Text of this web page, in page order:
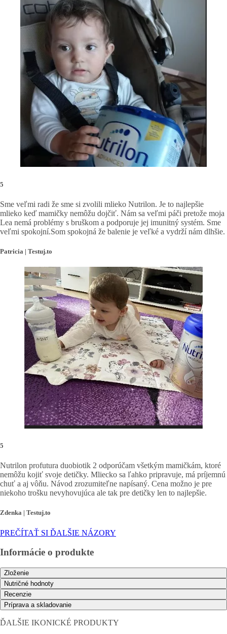
5
Sme veľmi radi že sme si zvolili mlieko Nutrilon. Je to najlepšie
mlieko keď mamičky nemôžu dojčiť. Nám sa veľmi páči pretože moja
Lea nemá problémy s bruškom a podporuje jej imunitný systém. Sme
veľmi spokojní.Som spokojná že balenie je veľké a vydrží nám dlhšie.
Patricia | Testuj.to
5
Nutrilon profutura duobiotik 2 odporúčam všetkým mamičkám, ktoré
nemôžu kojiť svoje detičky. Mliecko sa ľahko pripravuje, má príjemnú
chuť a aj vôňu. Návod zrozumiteľne napísaný. Cena možno je pre
niekoho trošku nevyhovujúca ale tak pre detičky len to najlepšie.
Zdenka | Testuj.to
PREČÍTAŤ SI ĎALŠIE NÁZORY
Informácie o produkte
Zloženie
Nutričné ​​hodnoty
Recenzie
Príprava a skladovanie
ĎALŠIE IKONICKÉ PRODUKTY